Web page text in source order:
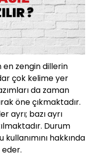
en zengin dillerin
çok kelime yer
da zaman
öne çıkmaktadır.
ayrı; bazı ayrı
Durum
hakkında